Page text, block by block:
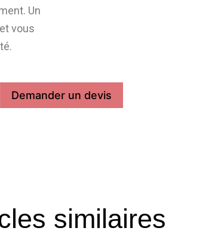
Un
vous
Demander un devis
similaires